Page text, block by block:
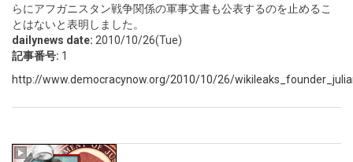
らにアフガニスタン戦争関係の軍事文書も公表するのを止めるこ
とはないと表明しました。
dailynews date: 2010/10/26(Tue)
記事番号: 1
http://www.democracynow.org/2010/10/26/